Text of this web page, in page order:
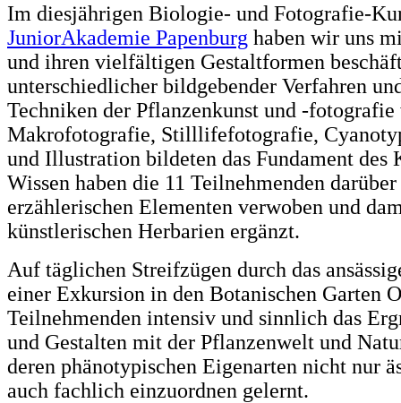
Im diesjährigen Biologie- und Fotografie-
JuniorAkademie Papenburg haben wir uns
und ihren vielfältigen Gestaltformen
unterschiedlicher bildgebender Verfahren
Techniken der Pflanzenkunst und -
Makrofotografie, Stilllifefotografie,
und Illustration bildeten das Fundament des
Wissen haben die 11 Teilnehmenden
erzählerischen Elementen verwoben und
künstlerischen Herbarien ergänzt.
Auf täglichen Streifzügen durch das
einer Exkursion in den Botanischen Garten
Teilnehmenden intensiv und sinnlich das
und Gestalten mit der Pflanzenwelt und
deren phänotypischen Eigenarten nicht nur
auch fachlich einzuordnen gelernt.